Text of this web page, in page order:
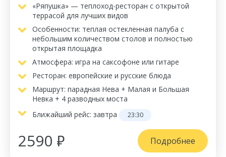
«Ряпушка» — теплоход-ресторан с открытой
террасой для лучших видов
Особенности: теплая остекленная палуба с
небольшим количеством столов и полностью
открытая площадка
Атмосфера: игра на саксофоне или гитаре
Ресторан: европейские и русские блюда
Маршрут: парадная Нева + Малая и Большая
Невка + 4 разводных моста
Ближайший рейс: завтра 23:30
2590 ₽ Подробнее